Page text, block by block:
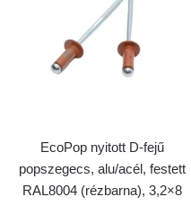
EcoPop nyitott D-fejű
popszegecs, alu/acél, festett
RAL8004 (rézbarna), 3,2×8